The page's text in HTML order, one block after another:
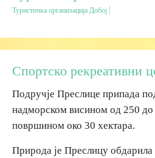
Манифестације
Мултимедија
Туристичка организација Добој
Спортско рекреативни
Подручје Преслице припада
надморском висином од 250 до
површином око 30 хектара.
Природа је Преслицу